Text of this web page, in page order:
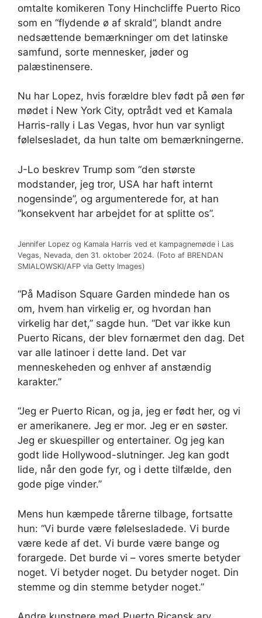
omtalte komikeren Tony Hinchcliffe Puerto Rico
som en “flydende ø af skrald”, blandt andre
nedsættende bemærkninger om det latinske
samfund, sorte mennesker, jøder og
palæstinensere.
Nu har Lopez, hvis forældre blev født på øen før
mødet i New York City, optrådt ved et Kamala
Harris-rally i Las Vegas, hvor hun var synligt
følelsesladet, da hun talte om bemærkningerne.
J-Lo beskrev Trump som “den største
modstander, jeg tror, ​​USA har haft internt
nogensinde”, og argumenterede for, at han
“konsekvent har arbejdet for at splitte os”.
Jennifer Lopez og Kamala Harris ved et kampagnemøde i Las
Vegas, Nevada, den 31. oktober 2024. (Foto af BRENDAN
SMIALOWSKI/AFP via Getty Images)
“På Madison Square Garden mindede han os
om, hvem han virkelig er, og hvordan han
virkelig har det,” sagde hun. “Det var ikke kun
Puerto Ricans, der blev fornærmet den dag. Det
var alle latinoer i dette land. Det var
menneskeheden og enhver af anstændig
karakter.”
“Jeg er Puerto Rican, og ja, jeg er født her, og vi
er amerikanere. Jeg er mor. Jeg er en søster.
Jeg er skuespiller og entertainer. Og jeg kan
godt lide Hollywood-slutninger. Jeg kan godt
lide, når den gode fyr, og i dette tilfælde, den
gode pige vinder.”
Mens hun kæmpede tårerne tilbage, fortsatte
hun: “Vi burde være følelsesladede. Vi burde
være kede af det. Vi burde være bange og
forargede. Det burde vi – vores smerte betyder
noget. Vi betyder noget. Du betyder noget. Din
stemme og din stemme betyder noget.”